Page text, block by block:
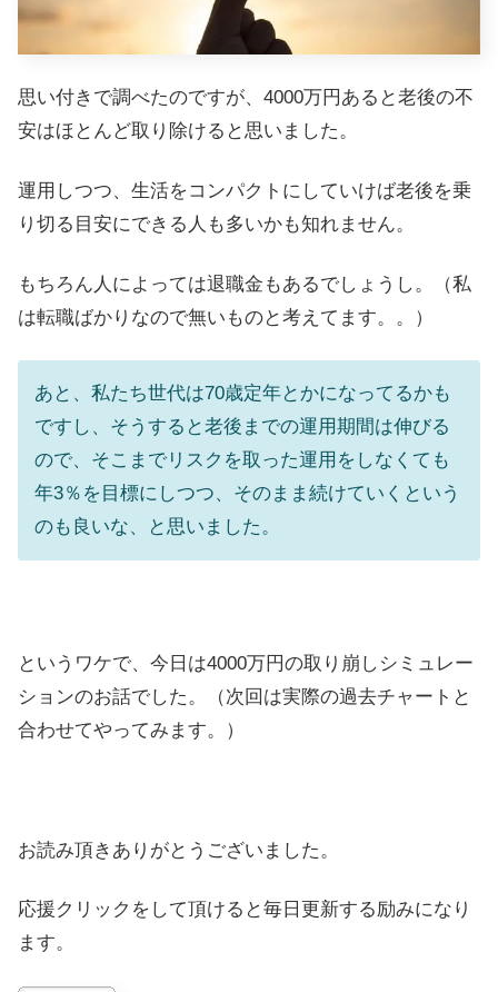
思い付きで調べたのですが、4000万円あると老後の不
安はほとんど取り除けると思いました。
運用しつつ、生活をコンパクトにしていけば老後を乗
り切る目安にできる人も多いかも知れません。
もちろん人によっては退職金もあるでしょうし。（私
は転職ばかりなので無いものと考えてます。。）
あと、私たち世代は70歳定年とかになってるかも
ですし、そうすると老後までの運用期間は伸びる
ので、そこまでリスクを取った運用をしなくても
年3％を目標にしつつ、そのまま続けていくという
のも良いな、と思いました。
というワケで、今日は4000万円の取り崩しシミュレー
ションのお話でした。（次回は実際の過去チャートと
合わせてやってみます。）
お読み頂きありがとうございました。
応援クリックをして頂けると毎日更新する励みになり
ます。